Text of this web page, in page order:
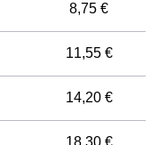
8,75 €
11,55 €
14,20 €